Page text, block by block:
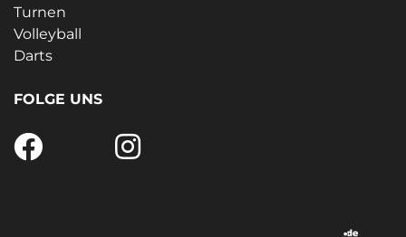
Turnen
Volleyball
Darts
FOLGE UNS